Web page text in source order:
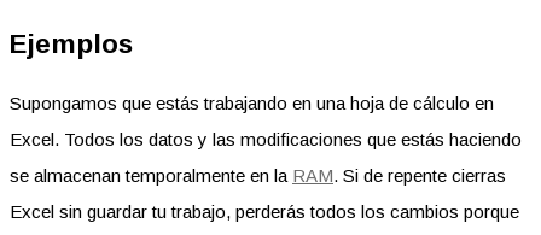
Ejemplos
Supongamos que estás trabajando en una hoja de cálculo en
Excel. Todos los datos y las modificaciones que estás haciendo
se almacenan temporalmente en la RAM. Si de repente cierras
Excel sin guardar tu trabajo, perderás todos los cambios porque